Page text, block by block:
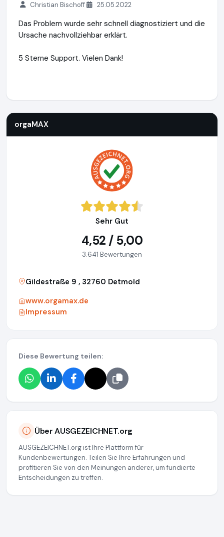
Christian Bischoff 25.05.2022
Das Problem wurde sehr schnell diagnostiziert und die
Ursache nachvollziehbar erklärt.
5 Sterne Support. Vielen Dank!
orgaMAX
Sehr Gut
4,52 / 5,00
3.641 Bewertungen
Gildestraße 9 , 32760 Detmold
www.orgamax.de
Impressum
Diese Bewertung teilen:
Über AUSGEZEICHNET.org
AUSGEZEICHNET.org ist Ihre Plattform für
Kundenbewertungen. Teilen Sie Ihre Erfahrungen und
profitieren Sie von den Meinungen anderer, um fundierte
Entscheidungen zu treffen.